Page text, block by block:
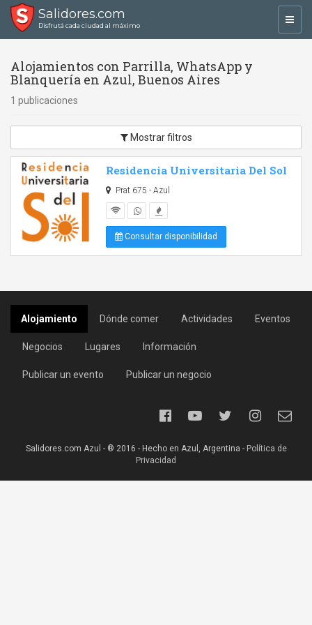
Salidores.com
Disfrutá cada ciudad al máximo
Alojamientos con Parrilla, WhatsApp y
Blanquería en Azul, Buenos Aires
1 publicaciones
Mostrar filtros
Residencia Universitaria Del Sol
Prat 675 - Azul
Consultar disponibilidad
Alojamiento Dónde comer Actividades Eventos
Negocios Lugares Información
Publicar un evento Publicar un negocio
Salidores.com Azul - ® 2016 - Hecho en Azul, Argentina - Política de
Privacidad